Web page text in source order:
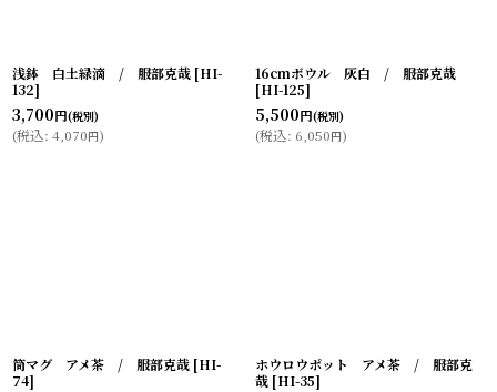
浅鉢 白土緑滴 / 服部克哉 [HI-
132]
3,700円(税別)
(税込: 4,070円)
16cmボウル 灰白 / 服部克哉
[HI-125]
5,500円(税別)
(税込: 6,050円)
筒マグ アメ茶 / 服部克哉 [HI-
74]
ホウロウポット アメ茶 / 服部克
哉 [HI-35]